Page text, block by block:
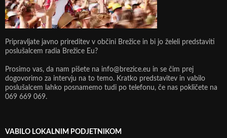
Pripravljate javno prireditev v občini Brežice in bi jo želeli predstaviti
poslušalcem radia Brežice Eu?
Prosimo vas, da nam pišete na info@brezice.eu in se čim prej
dogovorimo za intervju na to temo. Kratko predstavitev in vabilo
poslušalcem lahko posnamemo tudi po telefonu, če nas pokličete na
069 669 069.
VABILO LOKALNIM PODJETNIKOM